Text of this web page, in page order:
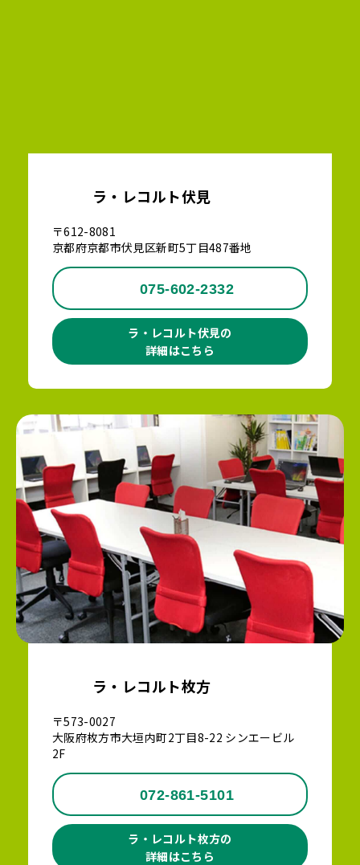
ラ・レコルト伏見
〒612-8081
京都府京都市伏見区新町5丁目487番地
075-602-2332
ラ・レコルト伏見の
詳細はこちら
ラ・レコルト枚方
〒573-0027
大阪府枚方市大垣内町2丁目8-22 シンエービル
2F
072-861-5101
ラ・レコルト枚方の
詳細はこちら